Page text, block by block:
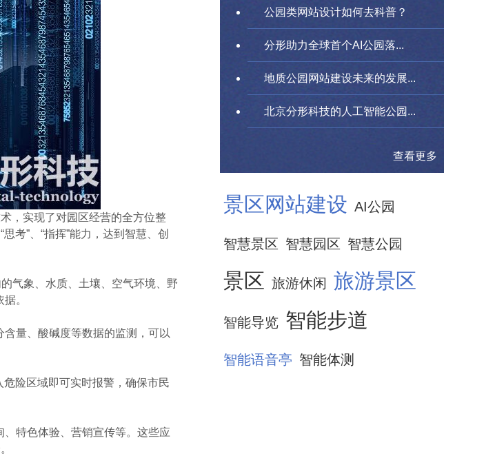
，实现了对园区经营的全方位整
考”、“指挥”能力，达到智慧、创
气象、水质、土壤、空气环境、野
。
量、酸碱度等数据的监测，可以
险区域即可实时报警，确保市民
特色体验、营销宣传等。这些应
公园类网站设计如何去科普？
分形助力全球首个AI公园落...
地质公园网站建设未来的发展...
北京分形科技的人工智能公园...
查看更多
景区网站建设 AI公园
智慧景区 智慧园区 智慧公园
景区 旅游休闲 旅游景区
智能导览 智能步道
智能语音亭 智能体测